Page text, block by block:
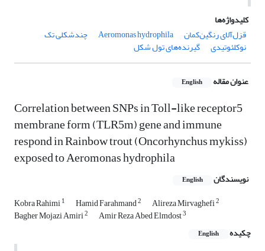
کلیدواژه‌ها
قزل‌آلای رنگین‌کمان
Aeromonas hydrophila چندشکلی تک
نوکلئوتیدی گیرنده‌های تول شکل
عنوان مقاله English
Correlation between SNPs in Toll-like receptor5
membrane form (TLR5m) gene and immune
respond in Rainbow trout (Oncorhynchus mykiss)
exposed to Aeromonas hydrophila
نویسندگان English
Kobra Rahimi1 Hamid Farahmand2 Alireza Mirvaghefi2
Bagher Mojazi Amiri2 Amir Reza Abed Elmdost3
چکیده English